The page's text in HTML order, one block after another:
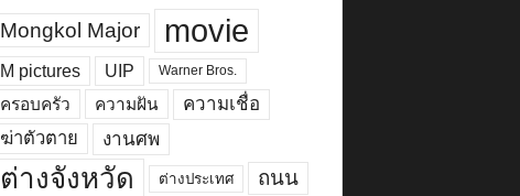
Mongkol Major movie
M pictures UIP Warner Bros.
ครอบครัว ความฝัน
ความเชื่อ
ฆ่าตัวตาย
งานศพ
ต่างจังหวัด ต่างประเทศ
ถนน